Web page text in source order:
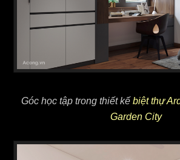
Góc học tập trong thiết kế biệt thự
Garden City